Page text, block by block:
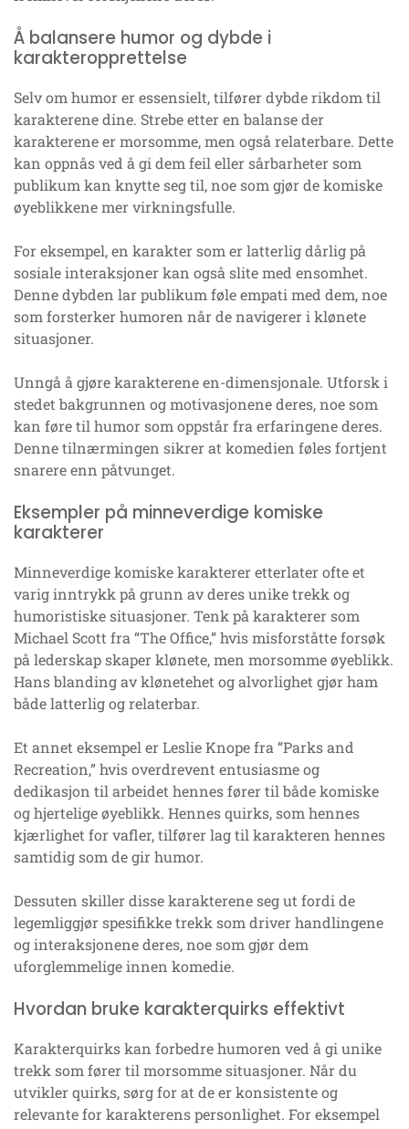
Å balansere humor og dybde i
karakteropprettelse
Selv om humor er essensielt, tilfører dybde rikdom til
karakterene dine. Strebe etter en balanse der
karakterene er morsomme, men også relaterbare. Dette
kan oppnås ved å gi dem feil eller sårbarheter som
publikum kan knytte seg til, noe som gjør de komiske
øyeblikkene mer virkningsfulle.
For eksempel, en karakter som er latterlig dårlig på
sosiale interaksjoner kan også slite med ensomhet.
Denne dybden lar publikum føle empati med dem, noe
som forsterker humoren når de navigerer i klønete
situasjoner.
Unngå å gjøre karakterene en-dimensjonale. Utforsk i
stedet bakgrunnen og motivasjonene deres, noe som
kan føre til humor som oppstår fra erfaringene deres.
Denne tilnærmingen sikrer at komedien føles fortjent
snarere enn påtvunget.
Eksempler på minneverdige komiske
karakterer
Minneverdige komiske karakterer etterlater ofte et
varig inntrykk på grunn av deres unike trekk og
humoristiske situasjoner. Tenk på karakterer som
Michael Scott fra “The Office,” hvis misforståtte forsøk
på lederskap skaper klønete, men morsomme øyeblikk.
Hans blanding av klønetehet og alvorlighet gjør ham
både latterlig og relaterbar.
Et annet eksempel er Leslie Knope fra “Parks and
Recreation,” hvis overdrevent entusiasme og
dedikasjon til arbeidet hennes fører til både komiske
og hjertelige øyeblikk. Hennes quirks, som hennes
kjærlighet for vafler, tilfører lag til karakteren hennes
samtidig som de gir humor.
Dessuten skiller disse karakterene seg ut fordi de
legemliggjør spesifikke trekk som driver handlingene
og interaksjonene deres, noe som gjør dem
uforglemmelige innen komedie.
Hvordan bruke karakterquirks effektivt
Karakterquirks kan forbedre humoren ved å gi unike
trekk som fører til morsomme situasjoner. Når du
utvikler quirks, sørg for at de er konsistente og
relevante for karakterens personlighet. For eksempel